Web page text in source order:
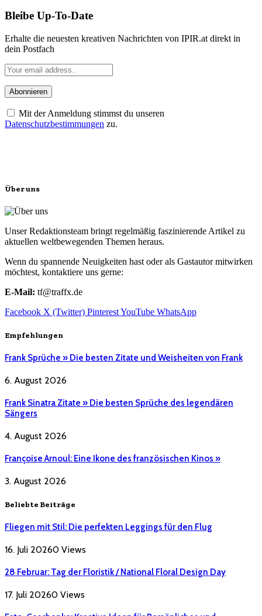
Bleibe Up-To-Date
Erhalte die neuesten kreativen Nachrichten von IPIR.at direkt in
dein Postfach
Mit der Anmeldung stimmst du unseren
Datenschutzbestimmungen zu.
Über uns
Unser Redaktionsteam bringt regelmäßig faszinierende Artikel zu
aktuellen weltbewegenden Themen heraus.
Wenn du spannende Neuigkeiten hast oder als Gastautor mitwirken
möchtest, kontaktiere uns gerne:
E-Mail: tf@traffx.de
Facebook X (Twitter) PinterestYouTube WhatsApp
Empfehlungen
Frank Sprüche » Die besten Zitate und Weisheiten von Frank
6. August 2026
Frank Sinatra Zitate » Die besten Sprüche des legendären
Sängers
4. August 2026
Françoise Arnoul: Eine Ikone des französischen Kinos »
3. August 2026
Beliebte Beiträge
Fliegen mit Stil: Die perfekten Leggings für den Flug
16. Juli 20260 Views
28 Februar: Tag der Floristik / National Floral Design Day
17. Juli 20260 Views